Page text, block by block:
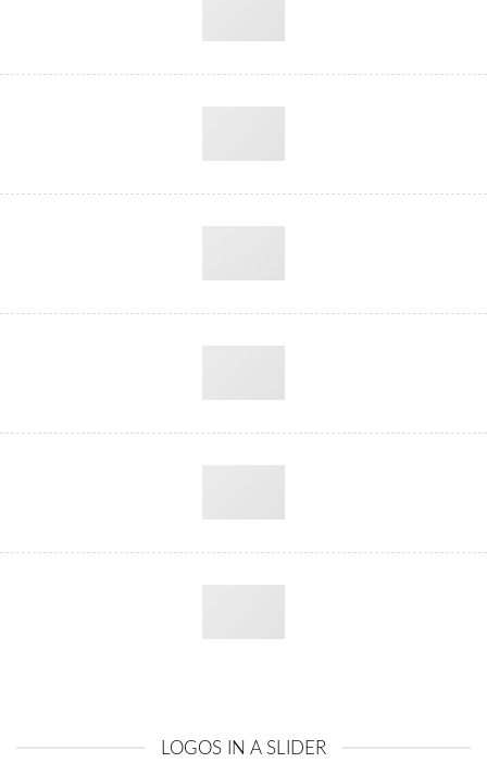
LOGOS IN A SLIDER